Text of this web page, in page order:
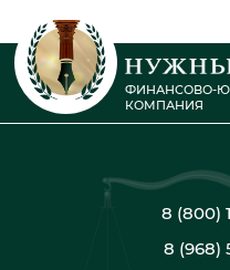
ФИНАНСОВО-
КОМПАНИЯ
8 (800)
8 (968)